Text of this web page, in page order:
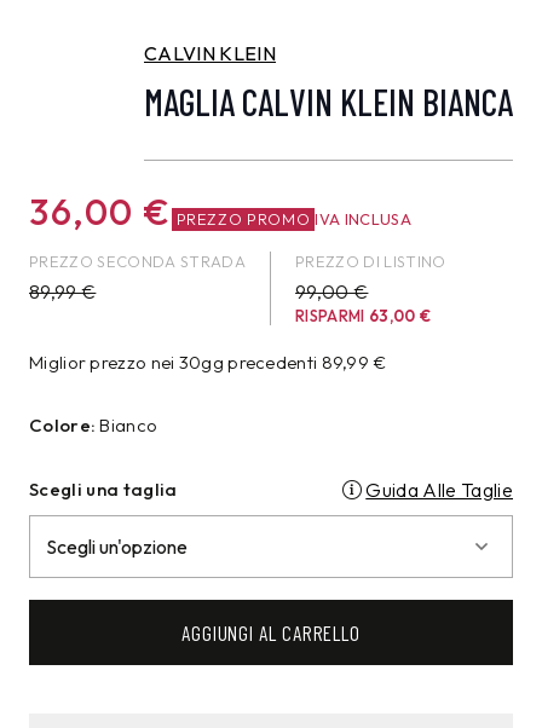
CALVIN KLEIN
MAGLIA CALVIN KLEIN BIANCA
36,00 € PREZZO PROMO IVA INCLUSA
PREZZO SECONDA STRADA
89,99€
PREZZO DI LISTINO
99,00 €
RISPARMI 63,00€
Miglior prezzo nei 30gg precedenti 89,99€
Colore: Bianco
Scegli una taglia Guida Alle Taglie
AGGIUNGI AL CARRELLO